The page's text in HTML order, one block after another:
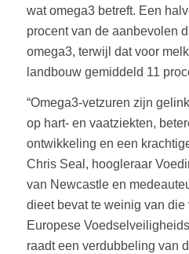
wat omega3 betreft. Een
procent van de aanbevolen
omega3, terwijl dat voor
landbouw gemiddeld 11
“Omega3-vetzuren zijn
op hart- en vaatziekten,
ontwikkeling en een
Chris Seal, hoogleraar
van Newcastle en
dieet bevat te weinig van die
Europese
raadt een verdubbeling van